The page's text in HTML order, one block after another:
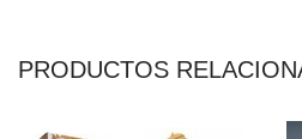
PRODUCTOS